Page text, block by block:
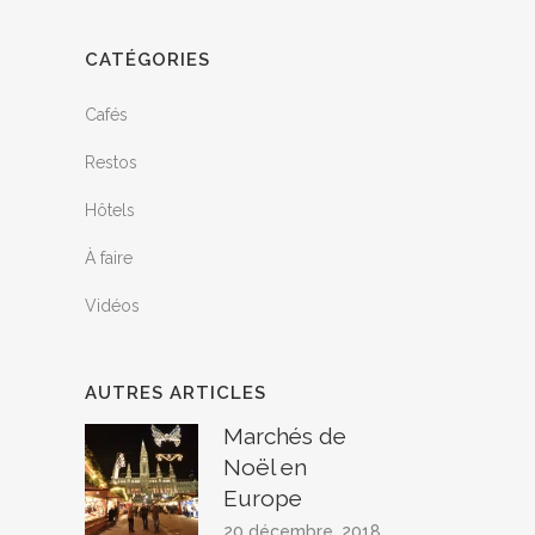
CATÉGORIES
Cafés
Restos
Hôtels
À faire
Vidéos
AUTRES ARTICLES
Marchés de
Noël en
Europe